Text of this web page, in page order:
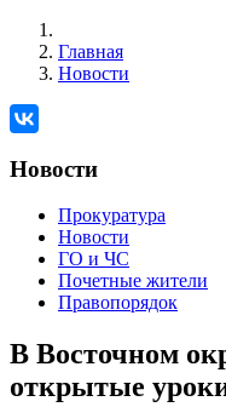
Главная
Новости
Новости
Прокуратура
Новости
ГО и ЧС
Почетные жители
Правопорядок
В Восточном
открытые